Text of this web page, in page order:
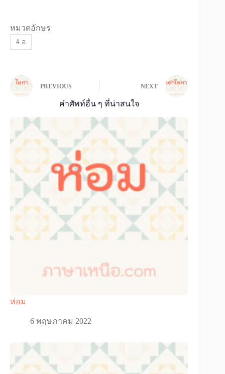
หมวดอักษร
#อ
PREVIOUS NEXT
คำศัพท์อื่น ๆ ที่น่าสนใจ
ห่อม
6 พฤษภาคม 2022